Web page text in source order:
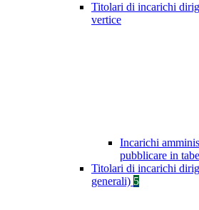
Titolari di incarichi
vertice
Incarichi
pubblicare in
Titolari di incarichi
generali) 5